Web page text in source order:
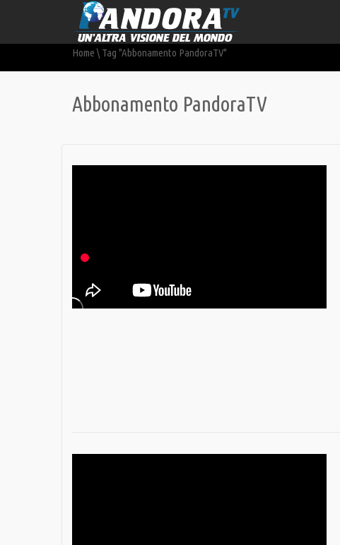
Home \ Tag "Abbonamento PandoraTV"
Abbonamento PandoraTV